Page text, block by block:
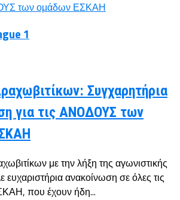
1
Συγχαρητήρια
για τις ΑΝΟΔΟΥΣ των
με την λήξη της αγωνιστικής
ευχαριστήρια ανακοίνωση σε όλες τις
που έχουν ήδη...